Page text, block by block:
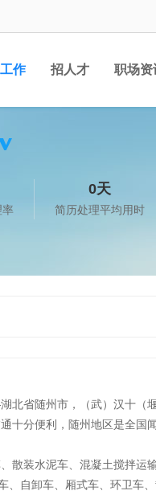
作 招人才 职场资
率
0天
简历处理平均用时
省随州市，（武）汉十（
十分便利，随州地区是全国
散装水泥车、混凝土搅拌运
自卸车、厢式车、环卫车